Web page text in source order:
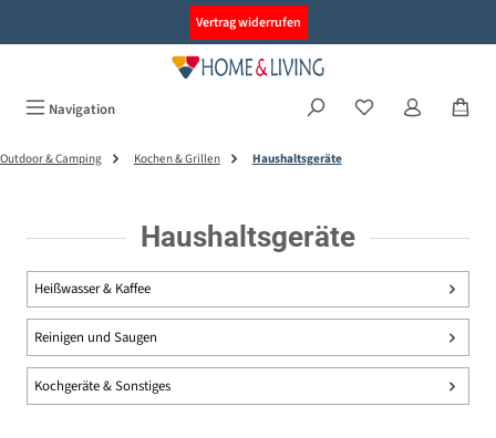
Vertrag widerrufen
Navigation
Outdoor & Camping Kochen & Grillen Haushaltsgeräte
Haushaltsgeräte
Heißwasser & Kaffee
Reinigen und Saugen
Kochgeräte & Sonstiges